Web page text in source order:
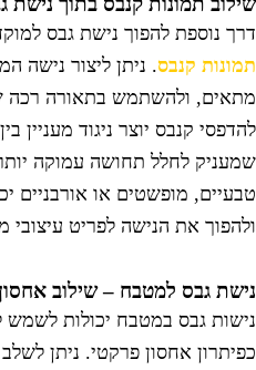
נוספת להפוך נישת גבס
קנבס. ניתן ליצור נישה
ולהשתמש בתאורה רכה
קנבס יוצר ניגוד מעניין
לחלל תחושה עמוקה
מופשטים או אורבניים
את הנישה לפריט עיצובי
גבס למטבח – שילוב אחסון
גבס במטבח יכולות לשמש
אחסון פרקטי. ניתן